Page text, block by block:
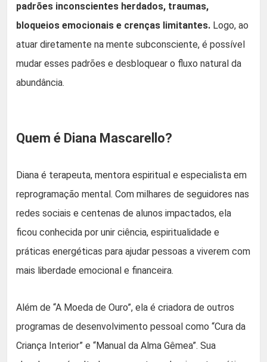
padrões inconscientes herdados, traumas,
bloqueios emocionais e crenças limitantes. Logo, ao
atuar diretamente na mente subconsciente, é possível
mudar esses padrões e desbloquear o fluxo natural da
abundância.
Quem é Diana Mascarello?
Diana é terapeuta, mentora espiritual e especialista em
reprogramação mental. Com milhares de seguidores nas
redes sociais e centenas de alunos impactados, ela
ficou conhecida por unir ciência, espiritualidade e
práticas energéticas para ajudar pessoas a viverem com
mais liberdade emocional e financeira.
Além de “A Moeda de Ouro”, ela é criadora de outros
programas de desenvolvimento pessoal como “Cura da
Criança Interior” e “Manual da Alma Gêmea”. Sua